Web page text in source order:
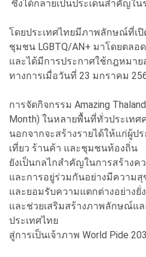
ซึ่งได้กลายเป็นประเด็นสำคัญใน
โดยประเทศไทยมีภาพลักษณ์ที่เปิ
ชุมชน LGBTQ/AN+ มาโดยตลอด
และได้มีการประกาศใช้กฎหมาย
ทางการเมื่อวันที่ 23 มกราคม
การจัดกิจกรรม Amazing
Month) ในหลายพื้นที่ทั่วประเทศ
นอกจากจะสร้างรายได้ให้แก่ผู้ป
เที่ยว ร้านค้า และชุมชนท้องถิ่น
ยังเป็นกลไกสำคัญในการสร้างค
และการอยู่ร่วมกันอย่างมีความสุ
และยอมรับความแตกต่างอย่างยั่
และช่วยเสริมสร้างภาพลักษณ์แ
ประเทศไทย
สู่การเป็นเจ้าภาพ World Pide